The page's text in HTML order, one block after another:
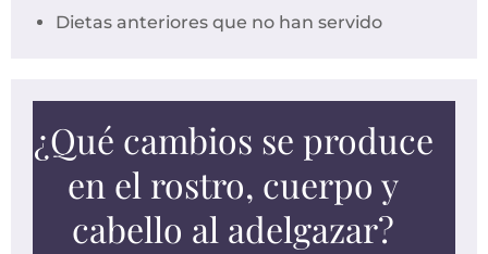
Dietas anteriores que no han servido
¿Qué cambios se produce
en el rostro, cuerpo y
cabello al adelgazar?